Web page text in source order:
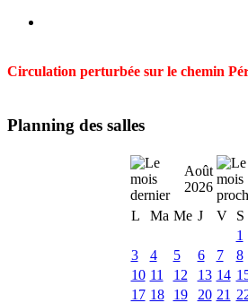
Circulation perturbée sur le chemin
Planning des salles
Août
2026
L
Ma Me J V S
1
3
4 5 6 7 8
10 11 12 13 14
17 18 19 20 21